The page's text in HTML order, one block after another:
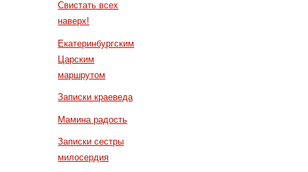
Свистать всех
наверх!
Екатеринбургским
Царским
маршрутом
Записки краеведа
Мамина радость
Записки сестры
милосердия